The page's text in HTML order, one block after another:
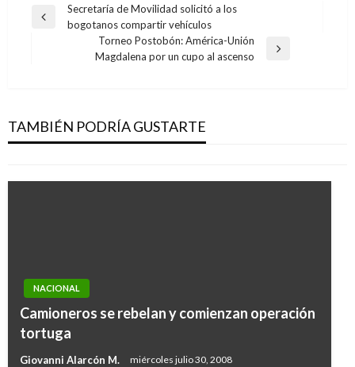
Navegación
Entrada
Secretaría de Movilidad solicitó a los
bogotanos compartir vehículos
Torneo Postobón: América-Unión
Magdalena por un cupo al ascenso
TAMBIÉN PODRÍA GUSTARTE
ante la Corte
Geovany Quintero Gómez martes marzo 13, 2012
NACIONAL
Camioneros se rebelan y comienzan operación
tortuga
Giovanni Alarcón M. miércoles julio 30, 2008